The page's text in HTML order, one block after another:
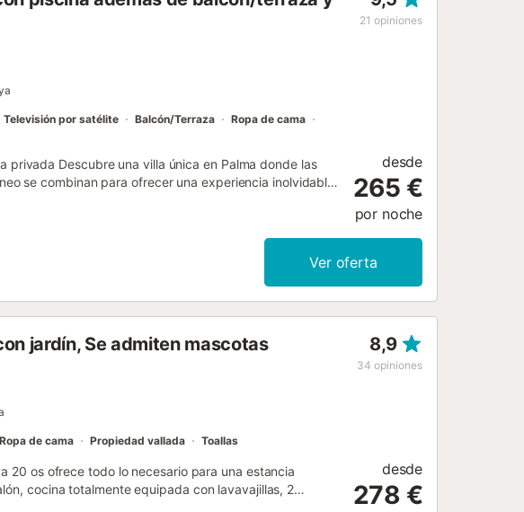
21 opiniones
Televisión por satélite Balcón/Terraza
Ropa de cama
privada Descubre una villa única en Palma donde las
se combinan para ofrecer una experiencia inolvidable.
privilegiado. 🌅 Vistas al mar que marcan la
vistas abiertas al Mediterráneo, creando un
El escenario ideal para desayunos al sol o noches de
versátiles La vivienda ha sido completamente renovada,
Distribución: Planta principal:4 dormitorios
el clima mediterráneo: Piscina privadaVarias zonas
ComodidadesAire acondicionado en todas las
desde
265 €
por noche
Ver oferta
jardín, Se admiten mascotas 8,9
34 opiniones
Ropa de cama Propiedad vallada Toallas
20 os ofrece todo lo necesario para una estancia
cocina totalmente equipada con lavavajillas, 2
desde
278 €